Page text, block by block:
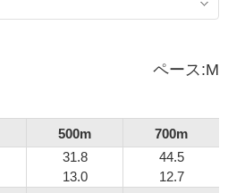
ペース:M
500m
700m
31.8
13.0
44.5
12.7